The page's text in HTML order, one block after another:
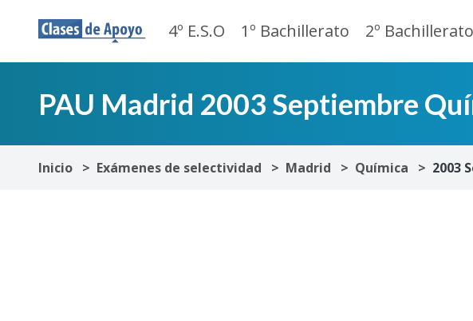
4º E.S.O 1º Bachillerato 2º Bachillerato
PAU Madrid 2003 Septiembre
Inicio Exámenes de selectividad Madrid Química 2003